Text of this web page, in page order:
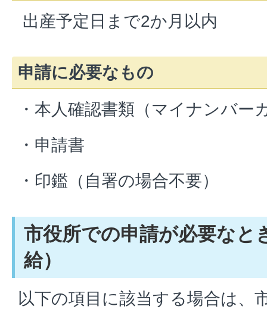
出産予定日まで2か月以内
申請に必要なもの
・本人確認書類（マイナンバー
・申請書
・印鑑（自署の場合不要）
市役所での申請が必要なと
給）
以下の項目に該当する場合は、